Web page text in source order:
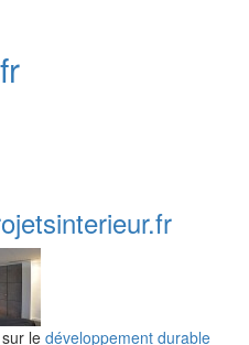
le développement durable